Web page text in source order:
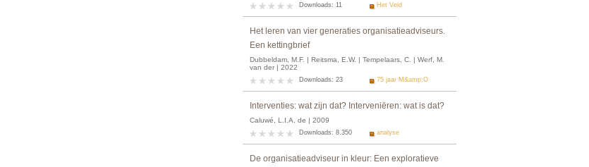
Downloads: 11 Het Veld
Het leren van vier generaties organisatieadviseurs.
Een kettingbrief
Dubbeldam, M.F. | Reitsma, E.W. | Tempelaars, C. | Werf, M.
van der | 2022
Downloads: 23 75 jaar M&amp;O
Interventies: wat zijn dat? Interveniëren: wat is dat?
Caluwé, L.I.A. de | 2009
Downloads: 8.350 analyse
De organisatieadviseur in kleur: Een exploratieve